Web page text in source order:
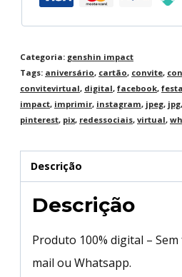
Categoria: genshin impact
Tags: aniversário, cartão, convite,
convitevirtual, digital, facebook, festa
impact, imprimir, instagram, jpeg, jpg,
pinterest, pix, redessociais, virtual,
Descrição
Descrição
Produto 100% digital –
mail ou Whatsapp.